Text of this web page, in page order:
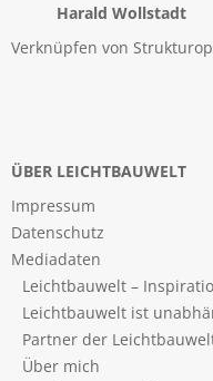
Harald Wollstadt
Verknüpfen von
ÜBER LEICHTBAUWELT
Impressum
Datenschutz
Mediadaten
Leichtbauwelt –
Leichtbauwelt ist
Partner der
Über mich